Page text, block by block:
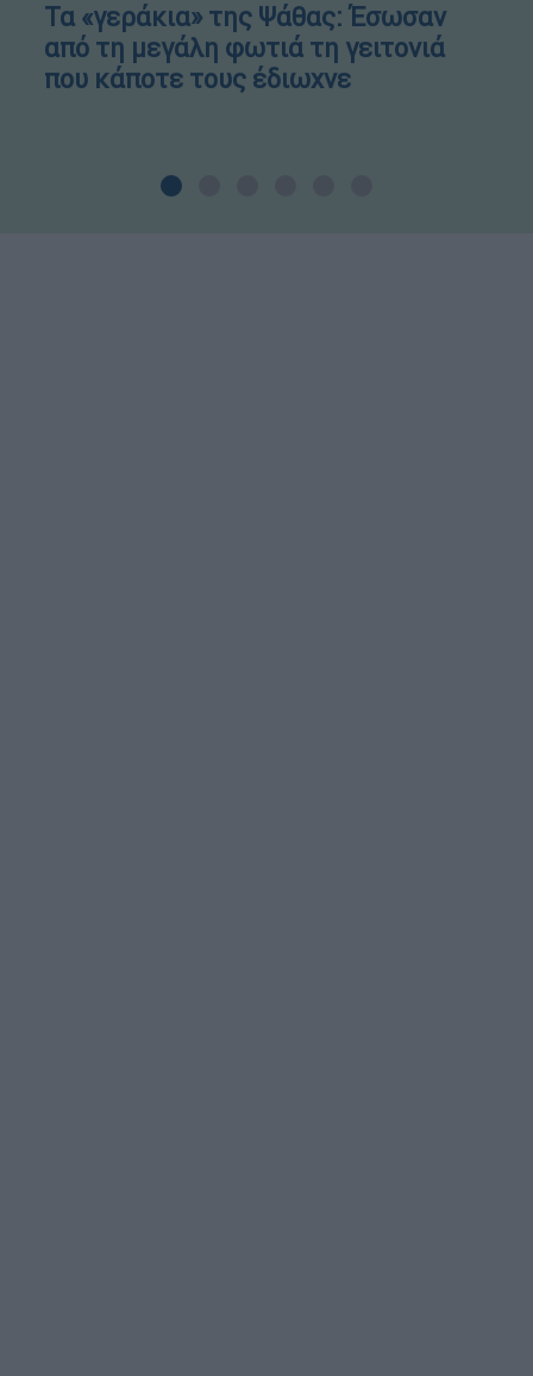
Τα «γεράκια» της Ψάθας: Έσωσαν
από τη μεγάλη φωτιά τη γειτονιά
που κάποτε τους έδιωχνε